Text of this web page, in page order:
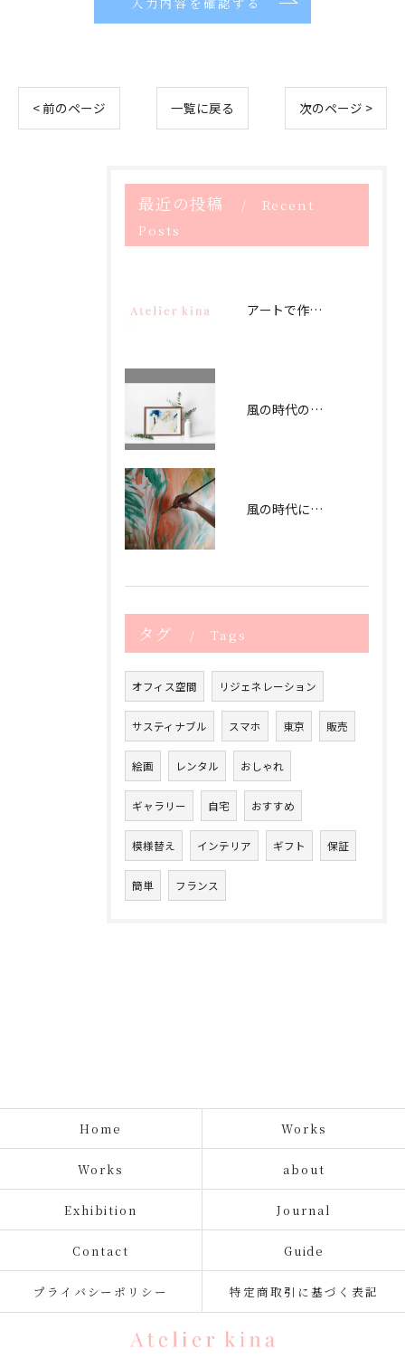
予めご了承ください。
いて＞
当社では、お客様の個人情報の開示･訂正･削除・利
個人情報の開示･訂正･削除・利用停止の具体的手続
< 前のページ 一覧に戻る 次のページ >
最近の投稿
Recent
Posts
アートで作るストレスフリー空間
風の時代のアートでつなぐオフィス
風の時代に合うアートオフィス作り
タグ Tags
オフィス空間 リジェネレーション
サスティナブル スマホ 東京 販売
絵画 レンタル おしゃれ
ギャラリー 自宅 おすすめ
模様替え インテリア ギフト 保証
簡単 フランス
Home Works
Works about
Exhibition Journal
Contact Guide
プライバシーポリシー 特定商取引に基づく表記